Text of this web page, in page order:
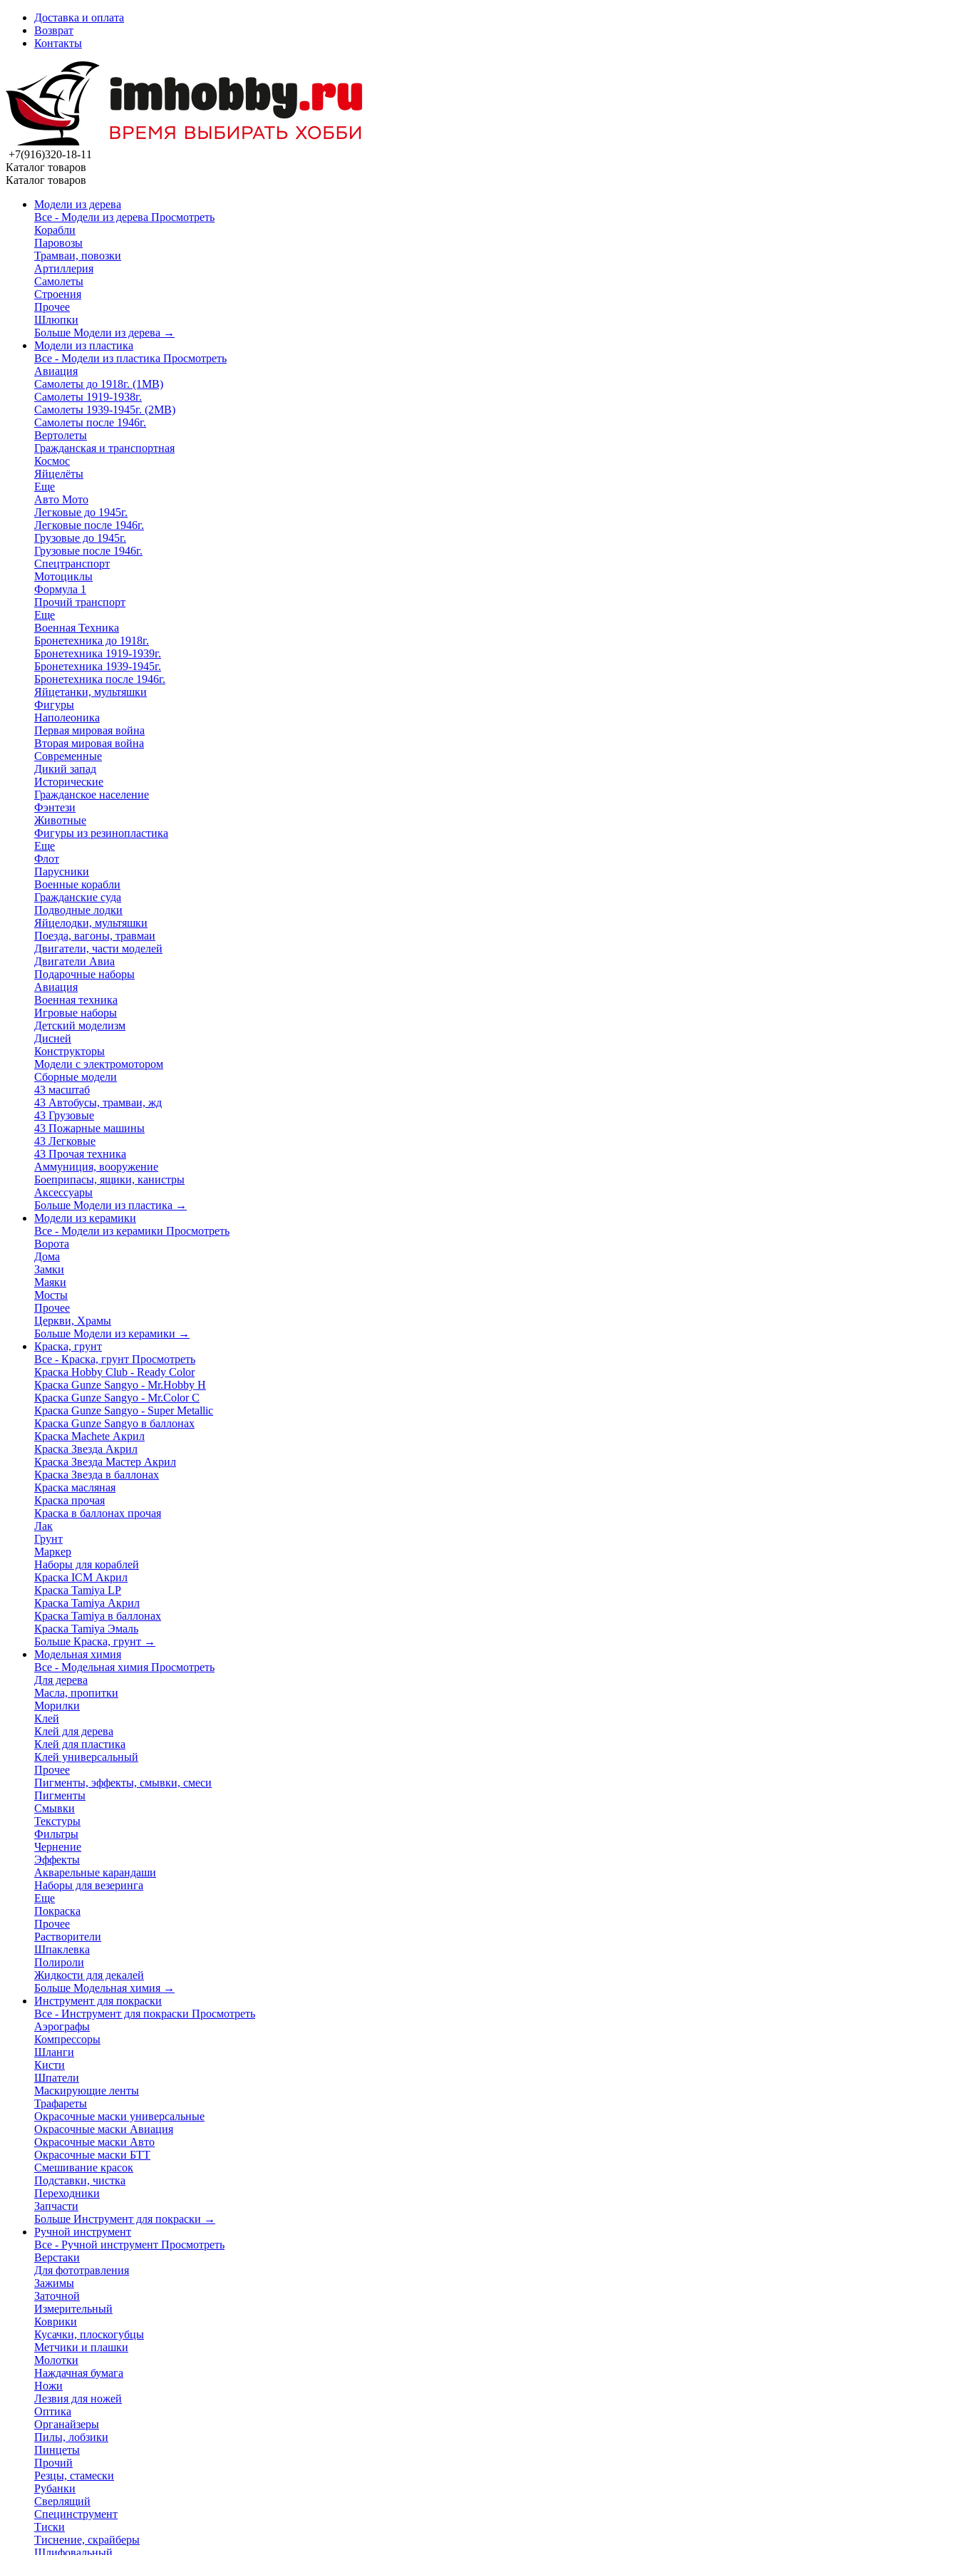
Доставка и оплата
Возврат
Контакты
+7(916)320-18-11
Каталог товаров
Каталог товаров
Модели из дерева
Все - Модели из дерева Просмотреть
Корабли
Паровозы
Трамваи, повозки
Артиллерия
Самолеты
Строения
Прочее
Шлюпки
Больше Модели из дерева →
Модели из пластика
Все - Модели из пластика Просмотреть
Авиация
Самолеты до 1918г. (1МВ)
Самолеты 1919-1938г.
Самолеты 1939-1945г. (2МВ)
Самолеты после 1946г.
Вертолеты
Гражданская и транспортная
Космос
Яйцелёты
Еще
Авто Мото
Легковые до 1945г.
Легковые после 1946г.
Грузовые до 1945г.
Грузовые после 1946г.
Спецтранспорт
Мотоциклы
Формула 1
Прочий транспорт
Еще
Военная Техника
Бронетехника до 1918г.
Бронетехника 1919-1939г.
Бронетехника 1939-1945г.
Бронетехника после 1946г.
Яйцетанки, мультяшки
Фигуры
Наполеоника
Первая мировая война
Вторая мировая война
Современные
Дикий запад
Исторические
Гражданское население
Фэнтези
Животные
Фигуры из резинопластика
Еще
Флот
Парусники
Военные корабли
Гражданские суда
Подводные лодки
Яйцелодки, мультяшки
Поезда, вагоны, травмаи
Двигатели, части моделей
Двигатели Авиа
Подарочные наборы
Авиация
Военная техника
Игровые наборы
Детский моделизм
Дисней
Конструкторы
Модели с электромотором
Сборные модели
43 масштаб
43 Автобусы, трамваи, жд
43 Грузовые
43 Пожарные машины
43 Легковые
43 Прочая техника
Аммуниция, вооружение
Боеприпасы, ящики, канистры
Аксессуары
Больше Модели из пластика →
Модели из керамики
Все - Модели из керамики Просмотреть
Ворота
Дома
Замки
Маяки
Мосты
Прочее
Церкви, Храмы
Больше Модели из керамики →
Краска, грунт
Все - Краска, грунт Просмотреть
Краска Hobby Club - Ready Color
Краска Gunze Sangyo - Mr.Hobby H
Краска Gunze Sangyo - Mr.Color C
Краска Gunze Sangyo - Super Metallic
Краска Gunze Sangyo в баллонах
Краска Machete Акрил
Краска Звезда Акрил
Краска Звезда Мастер Акрил
Краска Звезда в баллонах
Краска масляная
Краска прочая
Краска в баллонах прочая
Лак
Грунт
Маркер
Наборы для кораблей
Краска ICM Акрил
Краска Tamiya LP
Краска Tamiya Акрил
Краска Tamiya в баллонах
Краска Tamiya Эмаль
Больше Краска, грунт →
Модельная химия
Все - Модельная химия Просмотреть
Для дерева
Масла, пропитки
Морилки
Клей
Клей для дерева
Клей для пластика
Клей универсальный
Прочее
Пигменты, эффекты, смывки, смеси
Пигменты
Смывки
Текстуры
Фильтры
Чернение
Эффекты
Акварельные карандаши
Наборы для везеринга
Еще
Покраска
Прочее
Растворители
Шпаклевка
Полироли
Жидкости для декалей
Больше Модельная химия →
Инструмент для покраски
Все - Инструмент для покраски Просмотреть
Аэрографы
Компрессоры
Шланги
Кисти
Шпатели
Маскирующие ленты
Трафареты
Окрасочные маски универсальные
Окрасочные маски Авиация
Окрасочные маски Авто
Окрасочные маски БТТ
Смешивание красок
Подставки, чистка
Переходники
Запчасти
Больше Инструмент для покраски →
Ручной инструмент
Все - Ручной инструмент Просмотреть
Верстаки
Для фототравления
Зажимы
Заточной
Измерительный
Коврики
Кусачки, плоскогубцы
Метчики и плашки
Молотки
Наждачная бумага
Ножи
Лезвия для ножей
Оптика
Органайзеры
Пилы, лобзики
Пинцеты
Прочий
Резцы, стамески
Рубанки
Сверлящий
Специнструмент
Тиски
Тиснение, скрайберы
Шлифовальный